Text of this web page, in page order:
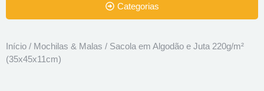
Categorias
Início / Mochilas & Malas / Sacola em Algodão e Juta 220g/m²
(35x45x11cm)